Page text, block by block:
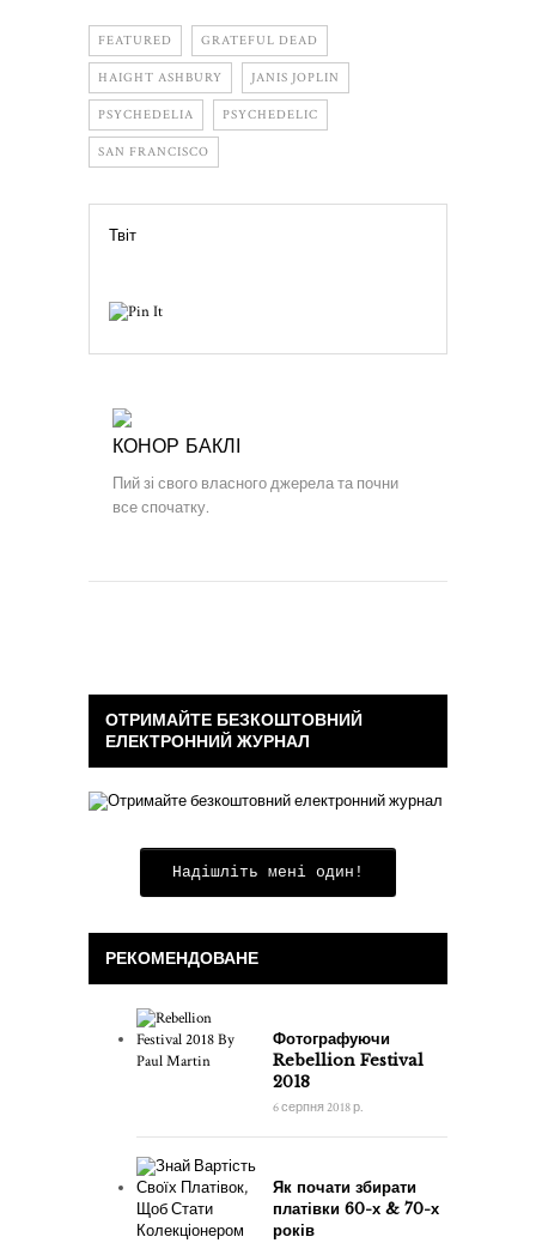
FEATURED GRATEFUL DEAD
HAIGHT ASHBURY JANIS JOPLIN
PSYCHEDELIA PSYCHEDELIC
SAN FRANCISCO
Твіт
КОНОР БАКЛІ
Пий зі свого власного джерела та почни
все спочатку.
ОТРИМАЙТЕ БЕЗКОШТОВНИЙ
ЕЛЕКТРОННИЙ ЖУРНАЛ
Надішліть мені один!
РЕКОМЕНДОВАНЕ
Фотографуючи
Rebellion Festival
2018
6 серпня 2018 р.
Як почати збирати
платівки 60-х & 70-х
років